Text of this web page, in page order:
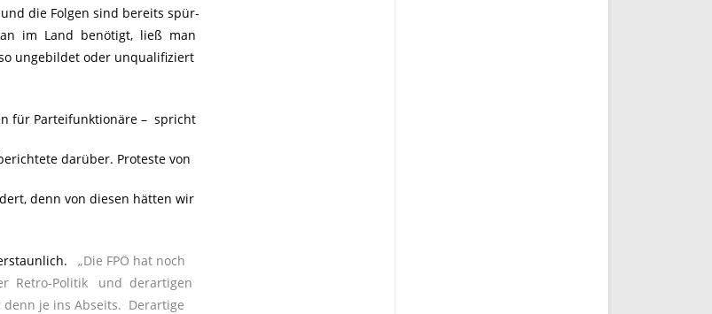
die Folgen sind bereits spür-
im Land benötigt, ließ man
ungebildet oder unqualifiziert
für Parteifunktionäre – spricht
darüber. Proteste von
denn von diesen hätten wir
„Die FPÖ hat noch
Retro-Politik und derartigen
je ins Abseits. Derartige